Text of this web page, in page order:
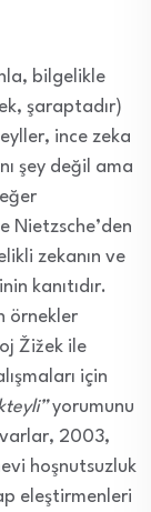
bilgelikle
şaraptadır)
ince zeka
şey değil ama
Nietzsche’den
zekanın ve
kanıtıdır.
örnekler
Žižek ile
için
yorumunu
2003,
hoşnutsuzluk
eleştirmenleri